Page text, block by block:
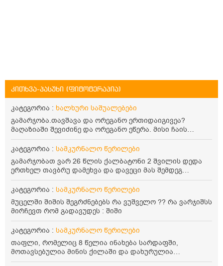
კითხვა-პასუხი (ფიტოტერაპია)
კატეგორია : ხალხური საშუალებები
გამარჯობა.თავშავა და ორეგანო ერთიდაიგივეა?
მაღაზიაში შევიძინე და ორეგანო ეწერა. მისი ჩაის
დალევის წესი მაინტერესებს.რისთვის არის კარგი?
წავიკითხე რომ: 1 ჭიქა თბილ წყალში ჩავყაროთ 1 ჩაის
კოვზი დაქუცმაცებული და გამხმარი ორეგანო და
გავაჩეროთ 10-15 წუთი, მივიღოთო ჭამიდან 1-2 საათში.
მიზანი: ანტიოქსიდანტური და ანთების საწინააღმდეგო
თვისება. სწორია ეს ინფორმაცია? უკუჩვენება რა აქვს
და ბრონქულ ასთმას თუ შველის ორეგანოს ჩაი?
კატეგორია : სამკურნალო წერილები
გამარჯობათ ვარ 26 წლის ქალბატონი 2 შვილის დედა
ერთხელ თავბრუ დამეხვა და დავეცი მას შემდეგ
დამეწყო შიშები ვეღარ გავდიოდი გარეთ რადგან ისევ
ასე ცუდად არ გავხდარიყავი ყურის ანთება მქონდა
მეტინდა კიდე მეხვევა თავბრუ გარეთ გასვილისას
სახლში კარგად ვარ როცა ახსენებენ გარეთ წაავალა
სმაგაზეხ კი ცუდად ვხდებოდი ეხლა როგორმე გავდივარ
ბაღში ჯოხში ზოგჯერ მაქვს შეგრძნება მიწა მეცლება
ფეხებიდან და ჯოხზე უნდა დავეყრდნო აუცილებლად
არვიხი როგორ მოვიქცე რა გავაკეთო ასევე დამეწყო
შიშები უაზროდ შფოთვა რომ ვეღარ გავალ გაერთ
კატეგორია : სამკურნალო წერილები
მუცელში შიშის შეგრძნებებს რა ვუშველო ?? რა ვარჯიშსს
მირჩევთ რომ გადავუდეს : შიში
კატეგორია : სამკურნალო წერილები
თაფლი, რომელიც 8 წელია ინახება სარდაფში,
მოთავსებულია მინის ქილაში და დახურულია
პლასტმასის სახურავით. ექნება თუ არა შენარჩუნებული